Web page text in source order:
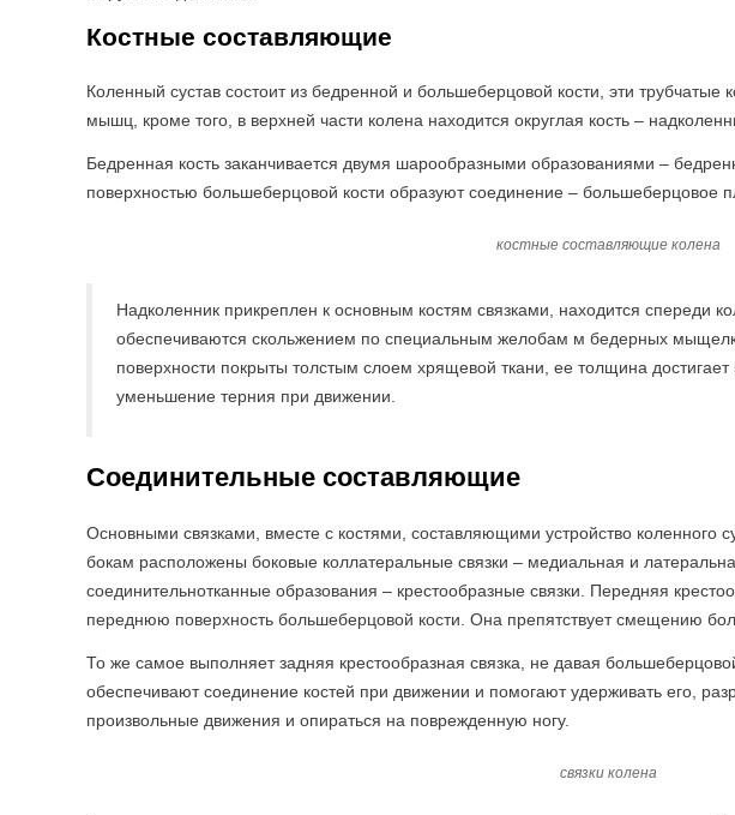
Костные составляющие
Коленный сустав состоит из бедренной и большеберцовой кости, эти
мышц, кроме того, в верхней части колена находится округлая кость –
Бедренная кость заканчивается двумя шарообразными образованиями –
поверхностью большеберцовой кости образуют соединение – большеберцовое
костные составляющие колена
Надколенник прикреплен к основным костям связками, находится спереди
обеспечиваются скольжением по специальным желобам м бедерных
поверхности покрыты толстым слоем хрящевой ткани, ее толщина
уменьшение терния при движении.
Соединительные составляющие
Основными связками, вместе с костями, составляющими устройство коленного
бокам расположены боковые коллатеральные связки – медиальная и
соединительнотканные образования – крестообразные связки. Передняя
переднюю поверхность большеберцовой кости. Она препятствует смещению
То же самое выполняет задняя крестообразная связка, не давая
обеспечивают соединение костей при движении и помогают удерживать его,
произвольные движения и опираться на поврежденную ногу.
связки колена